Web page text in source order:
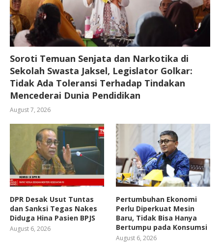
Soroti Temuan Senjata dan Narkotika di
Sekolah Swasta Jaksel, Legislator Golkar:
Tidak Ada Toleransi Terhadap Tindakan
Mencederai Dunia Pendidikan
August 7, 2026
DPR Desak Usut Tuntas
dan Sanksi Tegas Nakes
Diduga Hina Pasien BPJS
August 6, 2026
Pertumbuhan Ekonomi
Perlu Diperkuat Mesin
Baru, Tidak Bisa Hanya
Bertumpu pada Konsumsi
August 6, 2026